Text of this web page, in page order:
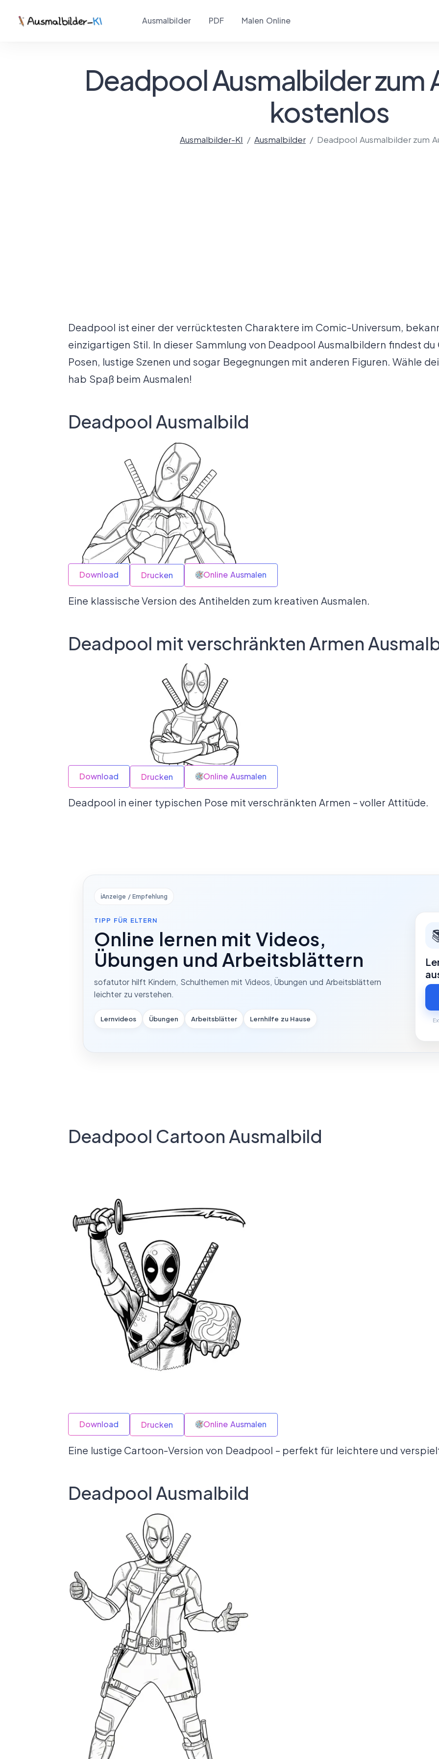
Ausmalbilder PDF Malen Online
Deadpool Ausmalbilder zum
kostenlos
Ausmalbilder-KI Ausmalbilder Deadpool Ausmalbilder zum
Deadpool ist einer der verrücktesten Charaktere im Comic-Universum,
einzigartigen Stil. In dieser Sammlung von Deadpool Ausmalbildern findest
Posen, lustige Szenen und sogar Begegnungen mit anderen Figuren. Wähle
hab Spaß beim Ausmalen!
Deadpool Ausmalbild
Download Drucken Online Ausmalen
Eine klassische Version des Antihelden zum kreativen Ausmalen.
Deadpool mit verschränkten Armen
Download Drucken Online Ausmalen
Deadpool in einer typischen Pose mit verschränkten Armen – voller Attitüde.
ℹ️Anzeige / Empfehlung
TIPP FÜR ELTERN
Online lernen mit Videos,
Übungen und Arbeitsblättern
sofatutor hilft Kindern, Schulthemen mit Videos, Übungen und Arbeitsblättern
leichter zu verstehen.
Lernvideos Übungen Arbeitsblätter Lernhilfe zu Hause
Deadpool Cartoon Ausmalbild
Download Drucken Online Ausmalen
Eine lustige Cartoon-Version von Deadpool – perfekt für leichtere und
Deadpool Ausmalbild